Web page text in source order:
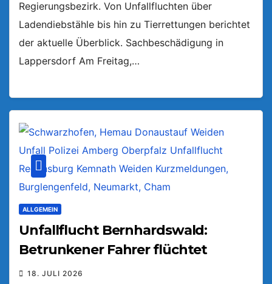
Regierungsbezirk. Von Unfallfluchten über
Ladendiebstähle bis hin zu Tierrettungen berichtet
der aktuelle Überblick. Sachbeschädigung in
Lappersdorf Am Freitag,…
ALLGEMEIN
Unfallflucht Bernhardswald:
Betrunkener Fahrer flüchtet
18. JULI 2026